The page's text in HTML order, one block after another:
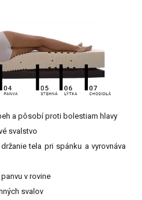
a pôsobí proti bolestiam hlavy
svalstvo
tela pri spánku a vyrovnáva
v rovine
svalov